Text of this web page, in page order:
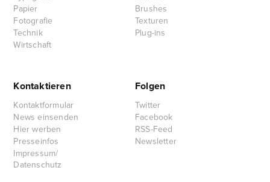
Papier
Fotografie
Technik
Wirtschaft
Brushes
Texturen
Plug-ins
Kontaktieren
Kontaktformular
News einsenden
Hier werben
Presseinfos
Impressum/
Datenschutz
Folgen
Twitter
Facebook
RSS-Feed
Newsletter